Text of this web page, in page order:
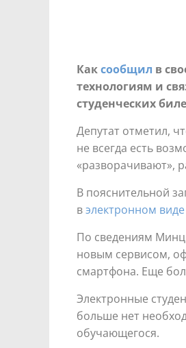
Каксообщил в
технологиям и
студенческих
Депутат отметил,
не всегда есть
«разворачивают»,
В пояснительной
вэлектронном виде
По сведениям
новым сервисом,
смартфона. Еще
Электронные
больше нет
обучающегося.